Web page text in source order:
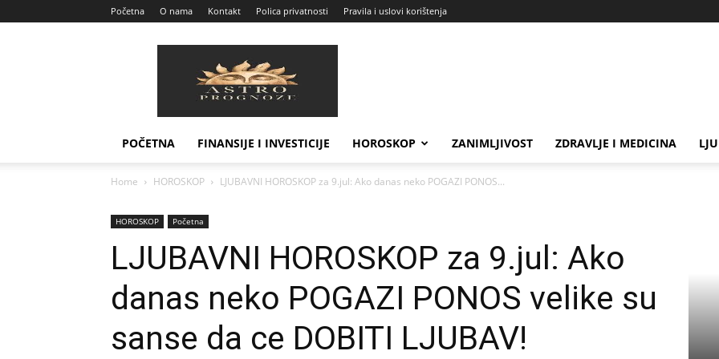
Početna O nama Kontakt Polica privatnosti Pravila i uslovi korištenja
Prognoze
POČETNA FINANSIJE I INVESTICIJE HOROSKOP ZANIMLJIVOST ZDRAVLJE I MEDICINA
Home HOROSKOP LJUBAVNI HOROSKOP za 9.jul: Ako danas neko POGAZI PONOS...
HOROSKOP Početna
LJUBAVNI HOROSKOP za 9.jul: Ako
danas neko POGAZI PONOS velike su
sanse da ce DOBITI LJUBAV!